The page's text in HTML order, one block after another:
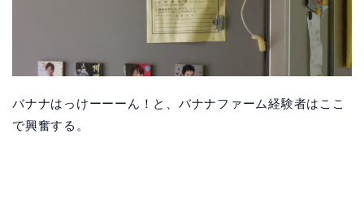
バナナはっけーーーん！ と、バナナファーム経験者はここ
で興奮する。